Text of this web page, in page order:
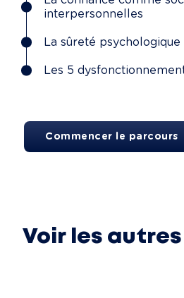
interpersonnelles
La sûreté psychologique
Les 5
Commencer le parcours
Voir les